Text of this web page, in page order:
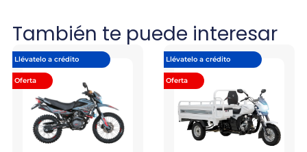
También te puede interesar
Llévatelo a crédito
Oferta
Llévatelo a crédito
Oferta